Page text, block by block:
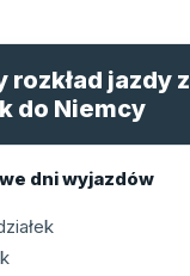
jazdy z
do Niemcy
dni wyjazdów